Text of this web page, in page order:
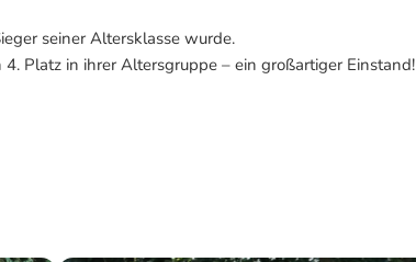
seiner Altersklasse wurde.
Platz in ihrer Altersgruppe – ein großartiger Einstand!